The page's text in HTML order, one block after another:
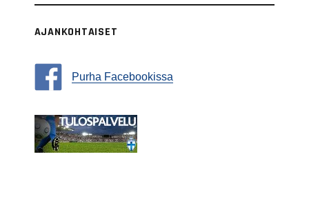
AJANKOHTAISET
Purha Facebookissa